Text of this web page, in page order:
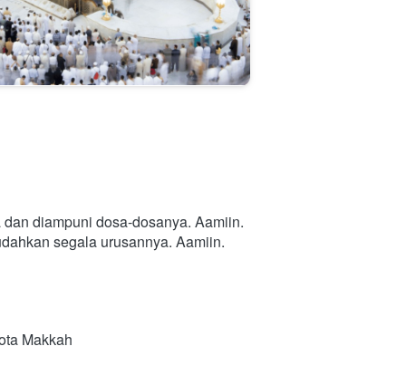
diampuni dosa-dosanya. Aamiin.
segala urusannya. Aamiin.
Makkah